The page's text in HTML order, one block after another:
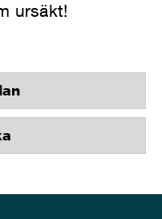
ursäkt!